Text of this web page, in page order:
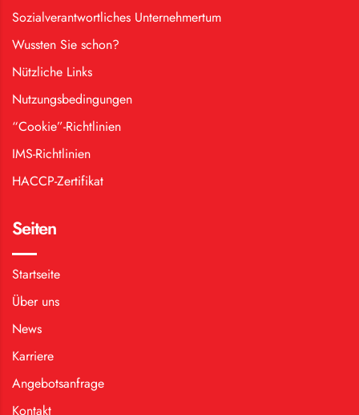
Sozialverantwortliches Unternehmertum
Wussten Sie schon?
Nützliche Links
Nutzungsbedingungen
“Cookie”-Richtlinien
IMS-Richtlinien
HACCP-Zertifikat
Seiten
Startseite
Über uns
News
Karriere
Angebotsanfrage
Kontakt